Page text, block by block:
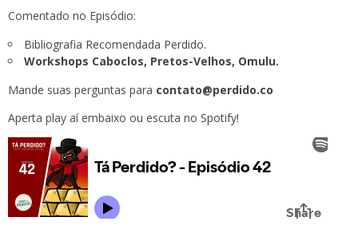
Comentado no Episódio:
Bibliografia Recomendada Perdido.
Workshops Caboclos, Pretos-Velhos, Omulu.
Mande suas perguntas para contato@perdido.co
Aperta play aí embaixo ou escuta no Spotify!